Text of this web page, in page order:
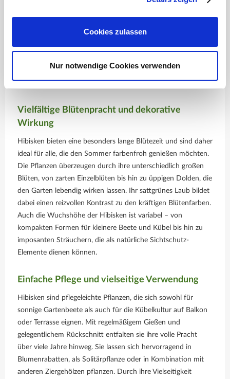
Cookies zulassen
Nur notwendige Cookies verwenden
ab 20,95 €
Vielfältige Blütenpracht und dekorative
Wirkung
Hibisken bieten eine besonders lange Blütezeit und sind daher
ideal für alle, die den Sommer farbenfroh genießen möchten.
Die Pflanzen überzeugen durch ihre unterschiedlich großen
Blüten, von zarten Einzelblüten bis hin zu üppigen Dolden, die
den Garten lebendig wirken lassen. Ihr sattgrünes Laub bildet
dabei einen reizvollen Kontrast zu den kräftigen Blütenfarben.
Auch die Wuchshöhe der Hibisken ist variabel – von
kompakten Formen für kleinere Beete und Kübel bis hin zu
imposanten Sträuchern, die als natürliche Sichtschutz-
Elemente dienen können.
Einfache Pflege und vielseitige Verwendung
Hibisken sind pflegeleichte Pflanzen, die sich sowohl für
sonnige Gartenbeete als auch für die Kübelkultur auf Balkon
oder Terrasse eignen. Mit regelmäßigem Gießen und
gelegentlichem Rückschnitt entfalten sie ihre volle Pracht
über viele Jahre hinweg. Sie lassen sich hervorragend in
Blumenrabatten, als Solitärpflanze oder in Kombination mit
anderen Ziergehölzen pflanzen. Durch ihre Vielseitigkeit